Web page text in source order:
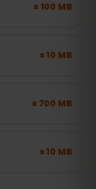
± 100 MB
± 10 MB
± 700 MB
± 10 MB